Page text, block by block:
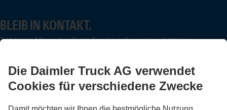
BLEIB IN KONTAKT.
Entdecke Mercedes-Benz Trucks auf unseren digitalen